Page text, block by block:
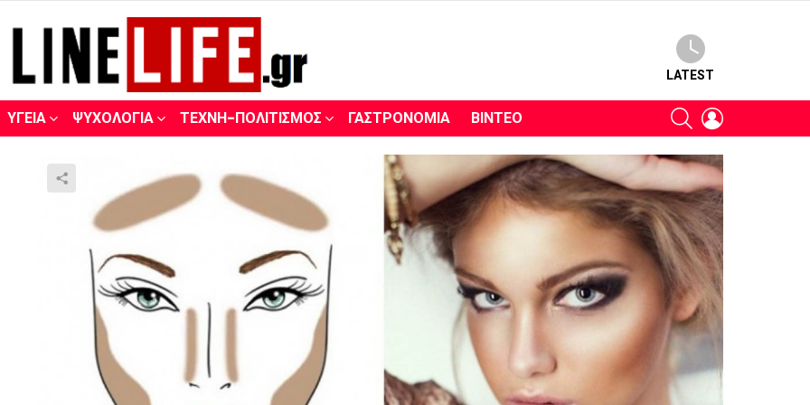
LATEST
ΥΓΕΊΑ ΨΥΧΟΛΟΓΊΑ ΤΈΧΝΗ-ΠΟΛΙΤΙΣΜΌΣ ΓΑΣΤΡΟΝΟΜΊΑ ΒΊΝΤΕΟ SEARCH